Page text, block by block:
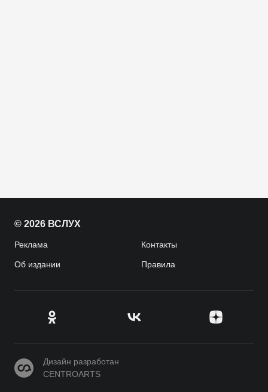
© 2026 ВСЛУХ
Реклама Контакты
Об издании Правила
CENTROARTS